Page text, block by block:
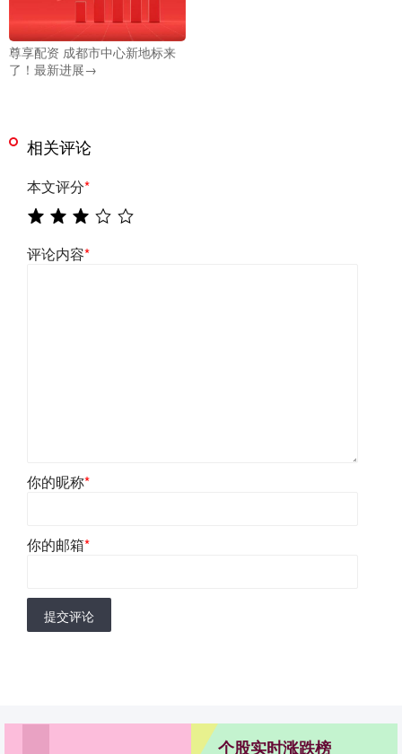
尊享配资 成都市中心新地标来
了！最新进展→
相关评论
本文评分*
评论内容*
你的昵称*
你的邮箱*
提交评论
个股实时涨跌榜